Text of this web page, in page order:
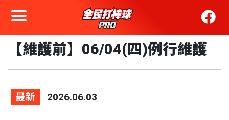
【維護前】06/04(四)例行維護
最新 2026.06.03